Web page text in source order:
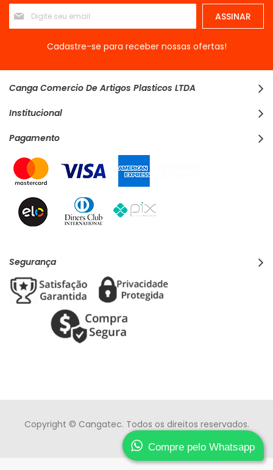
Inscreva-
se
na
Newsletter:
ASSINAR
Cadastre-se para receber nossas ofertas!
Canga Comercio De Artigos Plasticos LTDA
Institucional
Pagamento
Segurança
Copyright © Cangatec. Todos os direitos reservados.
Compre pelo Whatsapp